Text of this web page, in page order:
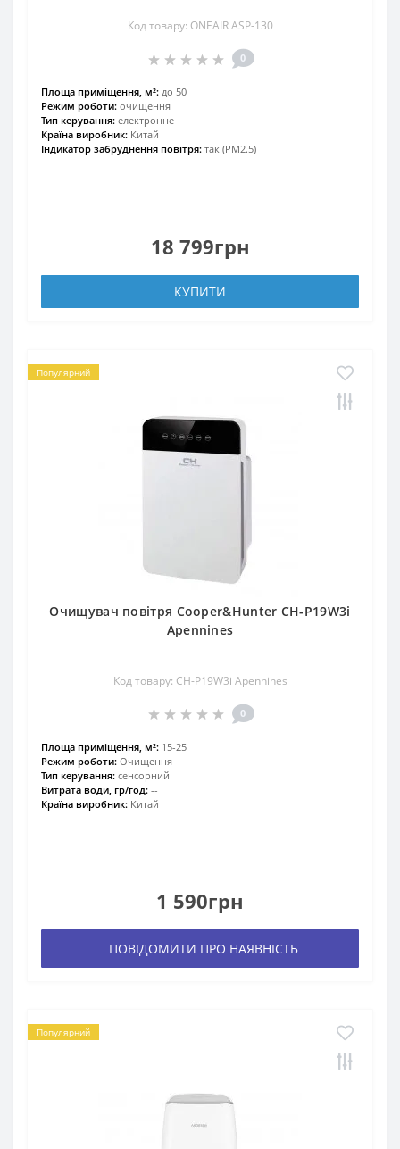
Код товару: ONEAIR ASP-130
0
Площа приміщення, м²: до 50
Режим роботи: очищення
Тип керування: електронне
Країна виробник: Китай
Індикатор забруднення повітря: так (PM2.5)
18 799грн
КУПИТИ
Популярний
Очищувач повітря Cooper&Hunter CH-P19W3i
Apennines
Код товару: CH-P19W3i Apennines
0
Площа приміщення, м²: 15-25
Режим роботи: Очищення
Тип керування: сенсорний
Витрата води, гр/год: --
Країна виробник: Китай
1 590грн
ПОВІДОМИТИ ПРО НАЯВНІСТЬ
Популярний